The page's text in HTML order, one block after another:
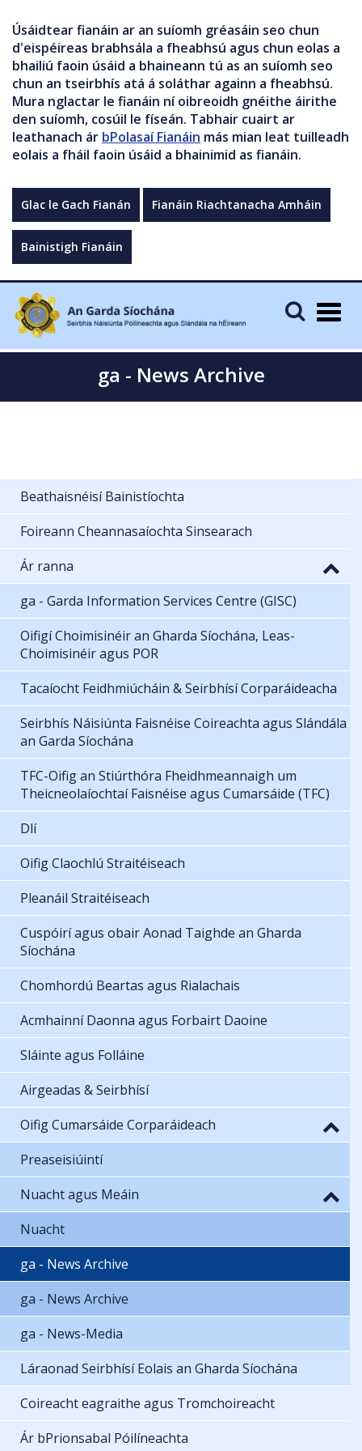
Úsáidtear fianáin ar an suíomh gréasáin seo chun
d'eispéireas brabhsála a fheabhsú agus chun eolas a
bhailiú faoin úsáid a bhaineann tú as an suíomh seo
chun an tseirbhís atá á soláthar againn a fheabhsú.
Mura nglactar le fianáin ní oibreoidh gnéithe áirithe
den suíomh, cosúil le físeán. Tabhair cuairt ar
leathanach ár bPolasaí Fianáin más mian leat tuilleadh
eolais a fháil faoin úsáid a bhainimid as fianáin.
Glac le Gach Fianán Fianáin Riachtanacha Amháin
Bainistigh Fianáin
ga - News Archive
Beathaisnéisí Bainistíochta
Foireann Cheannasaíochta Sinsearach
Ár ranna
ga - Garda Information Services Centre (GISC)
Oifigí Choimisinéir an Gharda Síochána, Leas-
Choimisinéir agus POR
Tacaíocht Feidhmiúcháin & Seirbhísí Corparáideacha
Seirbhís Náisiúnta Faisnéise Coireachta agus Slándála
an Garda Síochána
TFC-Oifig an Stiúrthóra Fheidhmeannaigh um
Theicneolaíochtaí Faisnéise agus Cumarsáide (TFC)
Dlí
Oifig Claochlú Straitéiseach
Pleanáil Straitéiseach
Cuspóirí agus obair Aonad Taighde an Gharda
Síochána
Chomhordú Beartas agus Rialachais
Acmhainní Daonna agus Forbairt Daoine
Sláinte agus Folláine
Airgeadas & Seirbhísí
Oifig Cumarsáide Corparáideach
Preaseisiúintí
Nuacht agus Meáin
Nuacht
ga - News Archive
ga - News Archive
ga - News-Media
Láraonad Seirbhísí Eolais an Gharda Síochána
Coireacht eagraithe agus Tromchoireacht
Ár bPrionsabal Póilíneachta